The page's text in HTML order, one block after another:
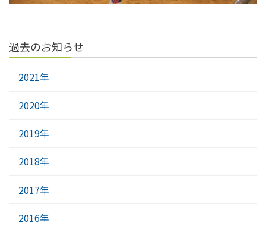
過去のお知らせ
2021年
2020年
2019年
2018年
2017年
2016年